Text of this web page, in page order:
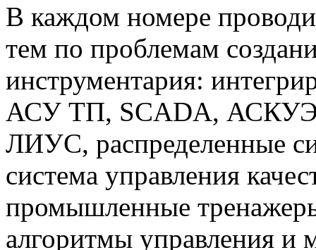
В каждом номере
тем по проблемам
инструментария:
АСУ ТП, SCADA,
ЛИУС, распределенные
система управления
промышленные
алгоритмы управления и